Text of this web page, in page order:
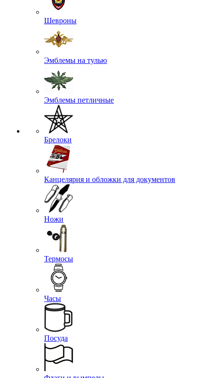
Шевроны
Эмблемы на тулью
Эмблемы петличные
Брелоки
Канцелярия и обложки для документов
Ножи
Термосы
Часы
Посуда